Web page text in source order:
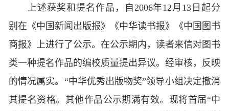
上述获奖和提名作品，自 2006年12月13日起分
别在《中国新闻出版报》《中华读书报》《中国图书
商报》上进行了公示。在公示期内，读者来信对图书
类一种提名作品的编校质量提出异议。经审核，反映
的情况属实。“中华优秀出版物奖”领导小组决定撤消
其提名资格。其他作品公示期满有效。现将首届“中